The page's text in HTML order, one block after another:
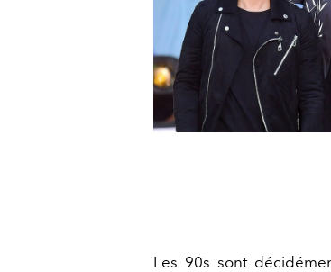
Les 90s sont